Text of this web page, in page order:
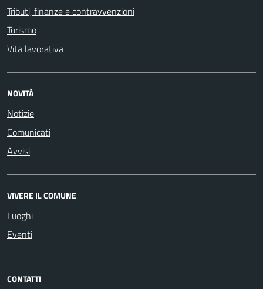
Tributi, finanze e contravvenzioni
Turismo
Vita lavorativa
NOVITÀ
Notizie
Comunicati
Avvisi
VIVERE IL COMUNE
Luoghi
Eventi
CONTATTI